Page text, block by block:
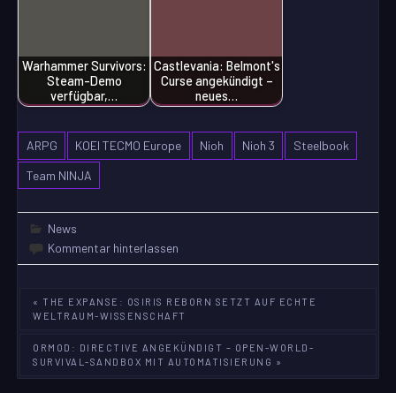
Warhammer Survivors:
Steam-Demo
verfügbar,…
Castlevania: Belmont's
Curse angekündigt –
neues…
ARPG KOEI TECMO Europe Nioh Nioh 3
Steelbook
Team NINJA
News
Kommentar hinterlassen
Beitragsnavigation
« THE EXPANSE: OSIRIS REBORN SETZT AUF ECHTE
WELTRAUM-WISSENSCHAFT
ORMOD: DIRECTIVE ANGEKÜNDIGT – OPEN-WORLD-
SURVIVAL-SANDBOX MIT AUTOMATISIERUNG »